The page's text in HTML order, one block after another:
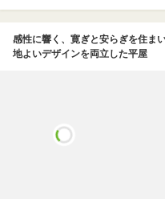
感性に響く、寛ぎと安らぎを住ま
地よいデザインを両立した平屋